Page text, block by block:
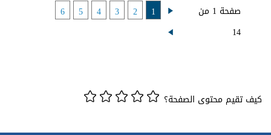
صفحة 1 من
14
1
2
3
4
5
6
كيف تقيم محتوى الصفحة؟